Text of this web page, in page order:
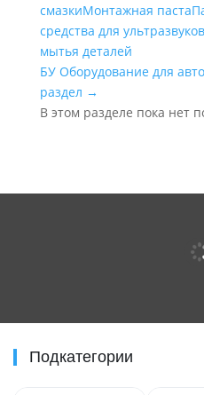
смазкиМонтажная паста
средства для
мытья деталей
БУ Оборудование для
раздел →
В этом разделе пока нет
Подкатегории